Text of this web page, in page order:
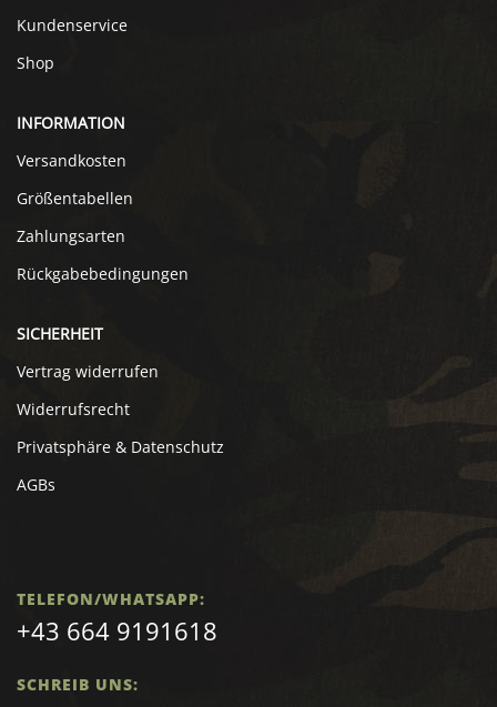
Kundenservice
Shop
INFORMATION
Versandkosten
Größentabellen
Zahlungsarten
Rückgabebedingungen
SICHERHEIT
Vertrag widerrufen
Widerrufsrecht
Privatsphäre & Datenschutz
AGBs
TELEFON/WHATSAPP:
+43 664 9191618
SCHREIB UNS: